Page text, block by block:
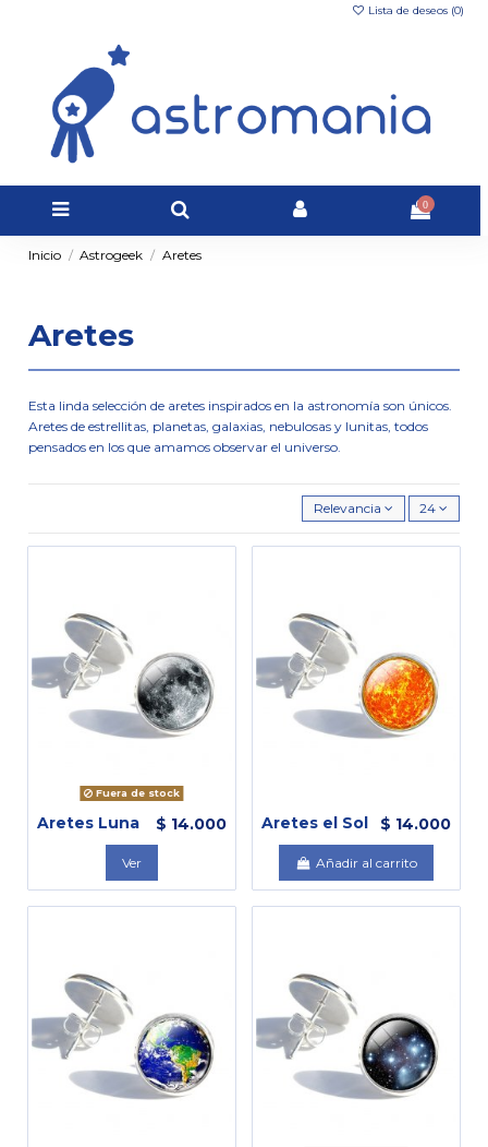
Lista de deseos (0)
0
Inicio Astrogeek Aretes
Aretes
Esta linda selección de aretes inspirados en la astronomía son únicos.
Aretes de estrellitas, planetas, galaxias, nebulosas y lunitas, todos
pensados en los que amamos observar el universo.
Relevancia 24
Fuera de stock
Aretes Luna $ 14.000
Ver
Aretes el Sol $ 14.000
Añadir al carrito